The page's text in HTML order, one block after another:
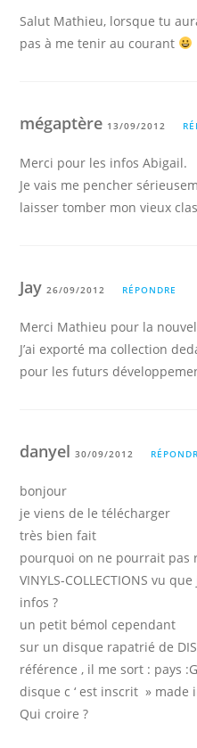
Salut Mathieu, lorsque tu
pas à me tenir au courant
mégaptère 13/09/2012
Merci pour les infos Abigail.
Je vais me pencher
laisser tomber mon vieux
Jay 26/09/2012 RÉPONDRE
Merci Mathieu pour la
J’ai exporté ma collection
pour les futurs
danyel30/09/2012
bonjour
je viens de le télécharger
très bien fait
pourquoi on ne pourrait pas
VINYLS-COLLECTIONS vu
infos ?
un petit bémol cependant
sur un disque rapatrié de
référence , il me sort : pays
disque c ‘ est inscrit » made
Qui croire ?